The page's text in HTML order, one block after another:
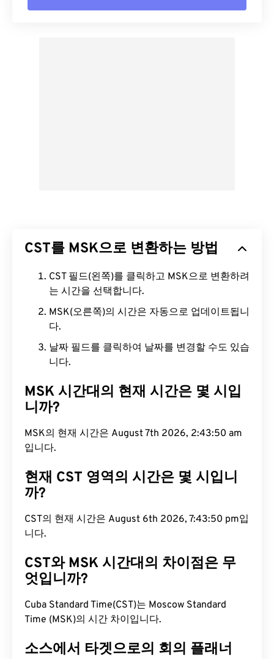
CST를 MSK으로 변환하는 방법
CST 필드(왼쪽)를 클릭하고 MSK으로 변환하려
는 시간을 선택합니다.
MSK(오른쪽)의 시간은 자동으로 업데이트됩니
다.
날짜 필드를 클릭하여 날짜를 변경할 수도 있습
니다.
MSK 시간대의 현재 시간은 몇 시입
니까?
MSK의 현재 시간은 August 7th 2026, 2:43:51 am입
니다.
현재 CST 영역의 시간은 몇 시입니
까?
CST의 현재 시간은 August 6th 2026, 7:43:51 pm입
니다.
CST와 MSK 시간대의 차이점은 무
엇입니까?
Cuba Standard Time(CST)는 Moscow Standard
Time (MSK)의 시간 차이입니다.
소스에서 타겟으로의 회의 플래너